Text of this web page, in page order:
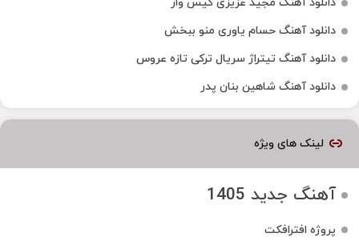
دانلود آهنگ حسام یاوری منو ببخش
دانلود آهنگ تیتراژ سریال ترکی تازه عروس
دانلود آهنگ شاهین بنان پدر
لینک های ویژه
آهنگ جدید 1405
پروژه افترافکت